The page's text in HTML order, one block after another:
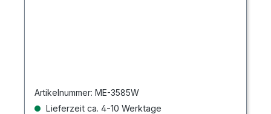
Artikelnummer: ME-3585W
Lieferzeit ca. 4-10 Werktage